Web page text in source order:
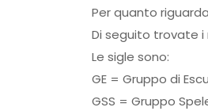
Per quanto
Di seguito trovate i
Le sigle sono:
GE = Gruppo di
GSS = Gruppo